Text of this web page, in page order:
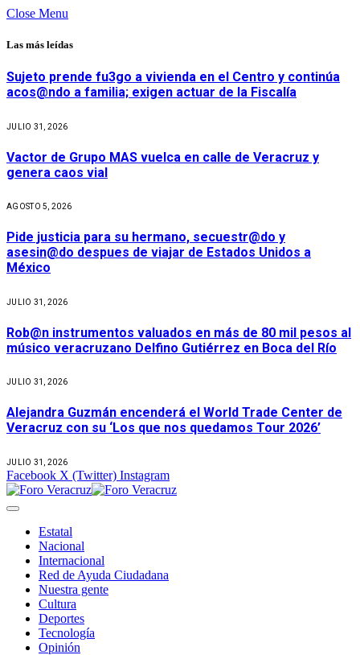
Close Menu
Las más leídas
Sujeto prende fu3go a vivienda en el Centro y continúa
acos@ndo a familia; exigen actuar de la Fiscalía
JULIO 31, 2026
Vactor de Grupo MAS vuelca en calle de Veracruz y
genera caos vial
AGOSTO 5, 2026
Pide justicia para su hermano, secuestr@do y
asesin@do despues de viajar de Estados Unidos a
México
JULIO 31, 2026
Rob@n instrumentos valuados en más de 80 mil pesos al
músico veracruzano Delfino Gutiérrez en Boca del Río
JULIO 31, 2026
Alejandra Guzmán encenderá el World Trade Center de
Veracruz con su ‘Los que nos quedamos Tour 2026’
JULIO 31, 2026
Facebook X (Twitter) Instagram
Estatal
Nacional
Internacional
Red de Ayuda Ciudadana
Nuestra gente
Cultura
Deportes
Tecnología
Opinión